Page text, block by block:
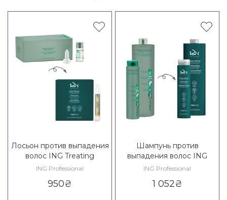
Лосьон против выпадения
волос ING Treating
Vitalizing Lotion
ING Professional
950₴
Шампунь против
выпадения волос ING
Treating Vitalizing Shampoo
ING Professional
1 052₴